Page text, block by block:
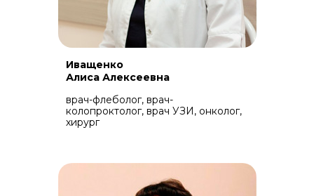
Иващенко
Алиса Алексеевна
врач-флеболог, врач-
колопроктолог, врач УЗИ, онколог,
хирург